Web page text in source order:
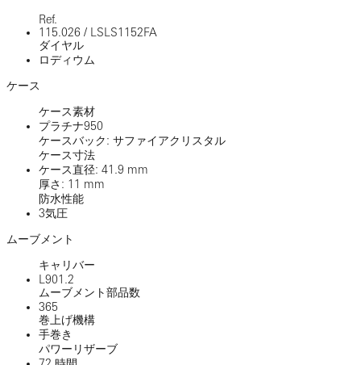
Ref.
115.026 /
LSLS1152FA
ダイヤル
ロディウム
ケース
ケース素材
プラチナ950
ケースバック: サファイアクリスタル
ケース寸法
ケース直径: 41.9 mm
厚さ: 11 mm
防水性能
3気圧
ムーブメント
キャリバー
L901.2
ムーブメント部品数
365
巻上げ機構
手巻き
パワーリザーブ